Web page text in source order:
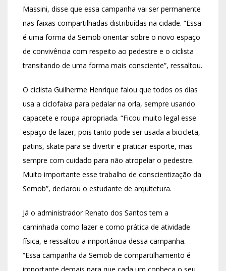
Massini, disse que essa campanha vai ser permanente
nas faixas compartilhadas distribuídas na cidade. “Essa
é uma forma da Semob orientar sobre o novo espaço
de convivência com respeito ao pedestre e o ciclista
transitando de uma forma mais consciente”, ressaltou.
O ciclista Guilherme Henrique falou que todos os dias
usa a ciclofaixa para pedalar na orla, sempre usando
capacete e roupa apropriada. “Ficou muito legal esse
espaço de lazer, pois tanto pode ser usada a bicicleta,
patins, skate para se divertir e praticar esporte, mas
sempre com cuidado para não atropelar o pedestre.
Muito importante esse trabalho de conscientização da
Semob”, declarou o estudante de arquitetura.
Já o administrador Renato dos Santos tem a
caminhada como lazer e como prática de atividade
física, e ressaltou a importância dessa campanha.
“Essa campanha da Semob de compartilhamento é